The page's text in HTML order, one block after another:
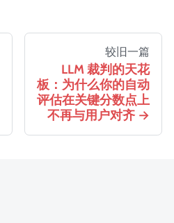
较旧一篇
LLM 裁判的天花
板：为什么你的自动
评估在关键分数点上
不再与用户对齐